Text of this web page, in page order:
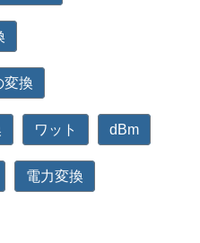
変換
ワット dBm
電力変換